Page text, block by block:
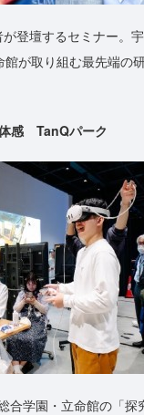
登壇するセミナー。
が取り組む最先端の
感 TanQパーク
合学園・立命館の「探